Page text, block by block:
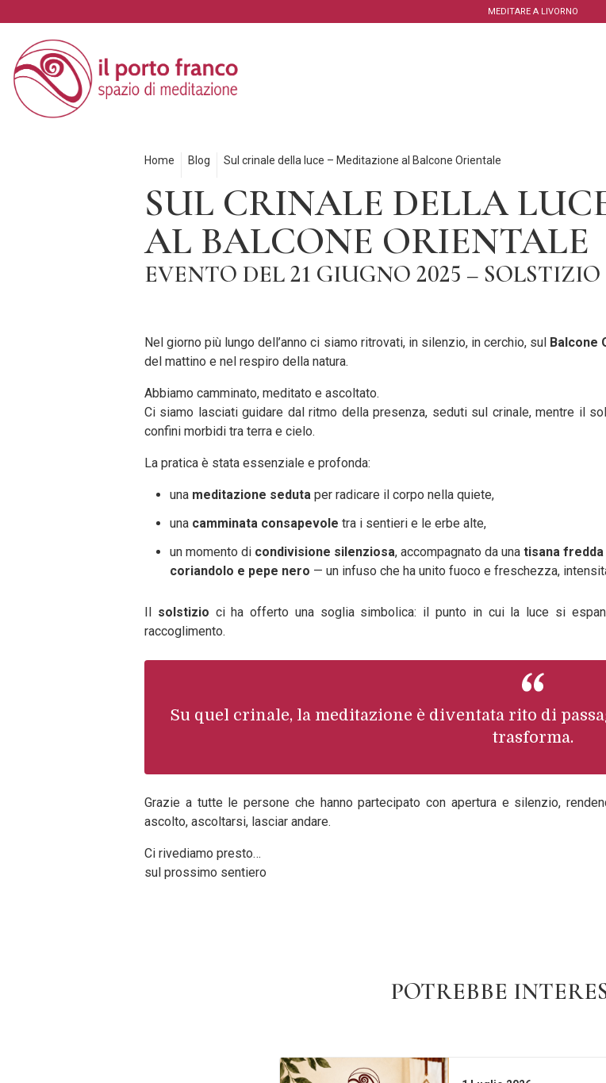
MEDITARE A LIVORNO
Home Blog Sul crinale della luce – Meditazione al Balcone Orientale
SUL CRINALE DELLA
AL BALCONE ORIENTALE
EVENTO DEL 21 GIUGNO 2025 – SOLSTIZIO
Nel giorno più lungo dell’anno ci siamo ritrovati, in silenzio, in cerchio, sul Balcone
del mattino e nel respiro della natura.
Abbiamo camminato, meditato e ascoltato.
Ci siamo lasciati guidare dal ritmo della presenza, seduti sul crinale, mentre il
confini morbidi tra terra e cielo.
La pratica è stata essenziale e profonda:
una meditazione seduta per radicare il corpo nella quiete,
una camminata consapevole tra i sentieri e le erbe alte,
un momento di condivisione silenziosa, accompagnato da una tisana
coriandolo e pepe nero — un infuso che ha unito fuoco e freschezza,
Il solstizio ci ha offerto una soglia simbolica: il punto in cui la luce si
raccoglimento.
Su quel crinale, la meditazione è diventata rito di
trasforma.
Grazie a tutte le persone che hanno partecipato con apertura e silenzio,
ascolto, ascoltarsi, lasciar andare.
Ci rivediamo presto…
sul prossimo sentiero
POTREBBE